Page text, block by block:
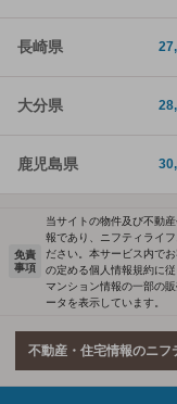
長崎県
大分県
鹿児島県
免責
事項
当サイトの物件及び不動
報であり、ニフティライ
ださい。本サービス内で
の定める個人情報規約に従
マンション情報の一部の
ータを表示しています。
不動産・住宅情報のニフ